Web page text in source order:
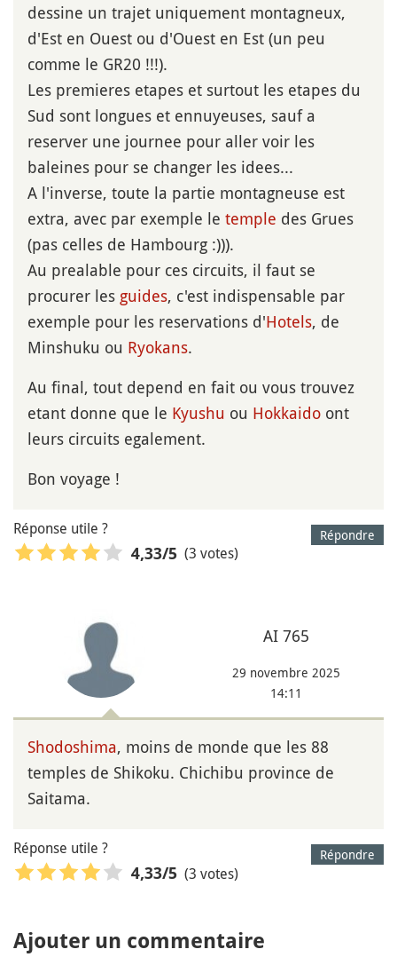
dessine un trajet uniquement montagneux,
d'Est en Ouest ou d'Ouest en Est (un peu
comme le GR20 !!!).
Les premieres etapes et surtout les etapes du
Sud sont longues et ennuyeuses, sauf a
reserver une journee pour aller voir les
baleines pour se changer les idees...
A l'inverse, toute la partie montagneuse est
extra, avec par exemple le temple des Grues
(pas celles de Hambourg :))).
Au prealable pour ces circuits, il faut se
procurer les guides, c'est indispensable par
exemple pour les reservations d'Hotels, de
Minshuku ou Ryokans.
Au final, tout depend en fait ou vous trouvez
etant donne que le Kyushu ou Hokkaido ont
leurs circuits egalement.
Bon voyage !
Répondre
Réponse utile ?
4,33/5 (3 votes)
AI 765
29 novembre 2025
14:11
Shodoshima, moins de monde que les 88
temples de Shikoku. Chichibu province de
Saitama.
Répondre
Réponse utile ?
4,33/5 (3 votes)
Ajouter un commentaire